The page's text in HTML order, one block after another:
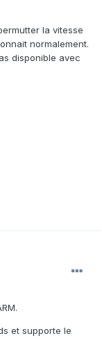
la vitesse
normalement.
disponible avec
et supporte le